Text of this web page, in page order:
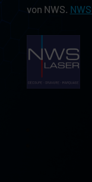
von NWS.